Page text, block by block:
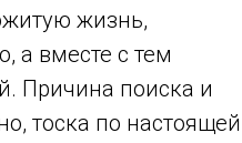
жизнь,
а вместе с тем
Причина поиска и
тоска по